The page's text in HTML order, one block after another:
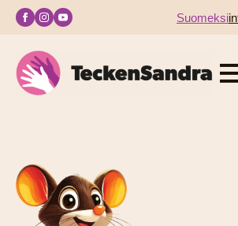
Suomeksi